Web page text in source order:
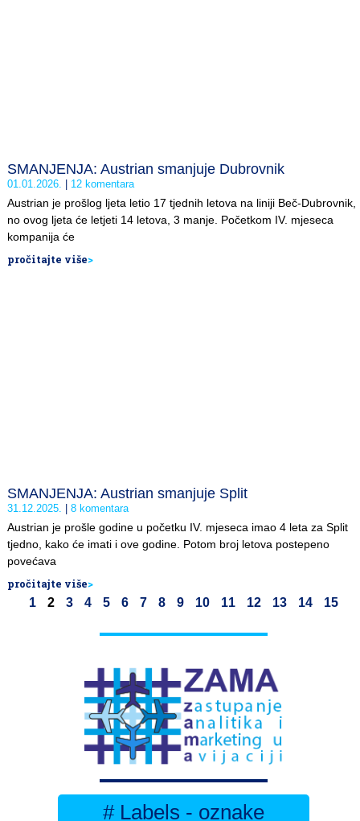
SMANJENJA: Austrian smanjuje Dubrovnik
01.01.2026. 12 komentara
Austrian je prošlog ljeta letio 17 tjednih letova na liniji Beč-Dubrovnik,
no ovog ljeta će letjeti 14 letova, 3 manje. Početkom IV. mjeseca
kompanija će
pročitajte više>
SMANJENJA: Austrian smanjuje Split
31.12.2025. 8 komentara
Austrian je prošle godine u početku IV. mjeseca imao 4 leta za Split
tjedno, kako će imati i ove godine. Potom broj letova postepeno
povećava
pročitajte više>
1 2 3 4 5 6 7 8 9 10 11 12 13 14 15
# Labels - oznake